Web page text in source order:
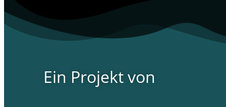
Ein Projekt von